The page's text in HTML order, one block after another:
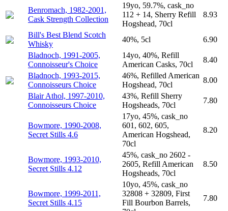
Benromach, 1982-2001,
Cask Strength Collection
19yo, 59.7%, cask_no
112 + 14, Sherry Refill
Hogshead, 70cl
8.93
Bill's Best Blend Scotch
Whisky
40%, 5cl
6.90
Bladnoch, 1991-2005,
Connoisseur's Choice
14yo, 40%, Refill
American Casks, 70cl
8.40
Bladnoch, 1993-2015,
Connoisseurs Choice
46%, Refilled American
Hogshead, 70cl
8.00
Blair Athol, 1997-2010,
Connoisseurs Choice
43%, Refill Sherry
Hogsheads, 70cl
7.80
Bowmore, 1990-2008,
Secret Stills 4.6
17yo, 45%, cask_no
601, 602, 605,
American Hogshead,
70cl
8.20
Bowmore, 1993-2010,
Secret Stills 4.12
45%, cask_no 2602 -
2605, Refill American
Hogsheads, 70cl
8.50
Bowmore, 1999-2011,
Secret Stills 4.15
10yo, 45%, cask_no
32808 + 32809, First
Fill Bourbon Barrels,
7.80